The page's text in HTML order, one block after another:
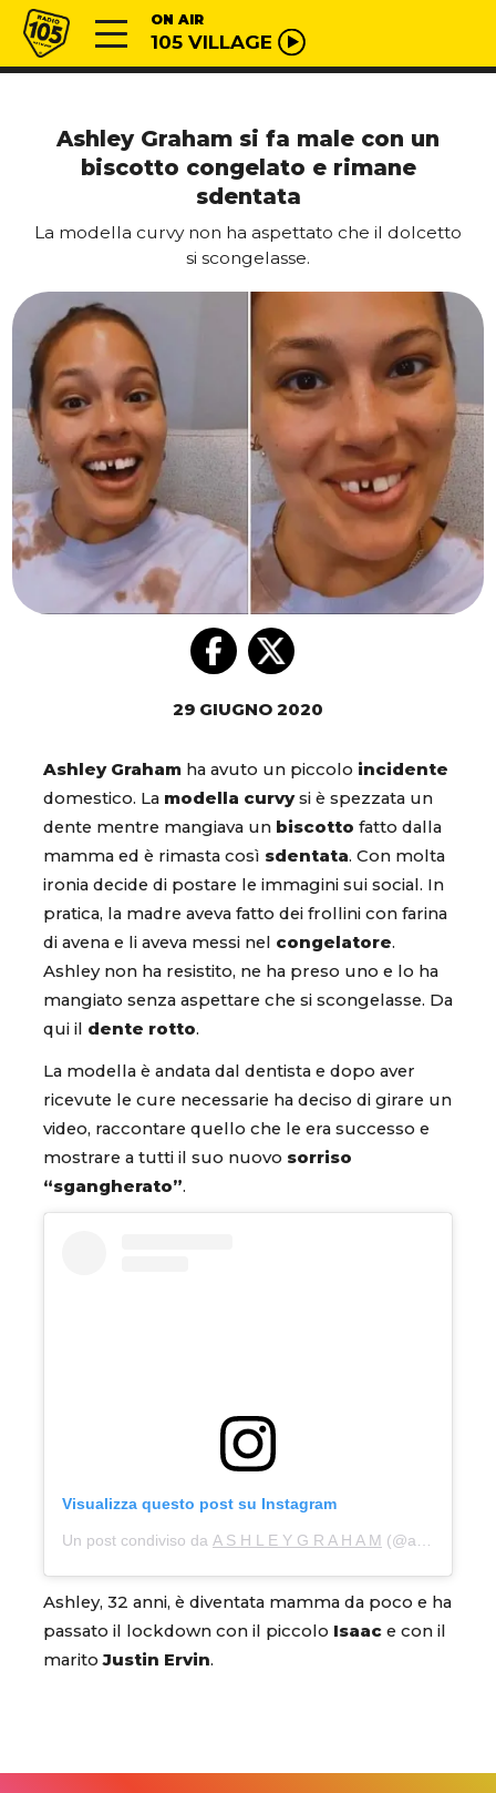
Vai al contenuto
Radio 105 ON AIR
105 VILLAGE
Ashley Graham si fa male con un
biscotto congelato e rimane
sdentata
La modella curvy non ha aspettato che il dolcetto
si scongelasse.
29 GIUGNO 2020
Ashley Graham ha avuto un piccolo incidente
domestico. La modella curvysi è spezzata un
dente mentre mangiava un biscotto fatto dalla
mamma ed è rimasta così sdentata. Con molta
ironia decide di postare le immagini sui social. In
pratica, la madre aveva fatto dei frollini con farina
di avena e li aveva messi nel congelatore.
Ashley non ha resistito, ne ha preso uno e lo ha
mangiato senza aspettare che si scongelasse. Da
qui il dente rotto.
La modella è andata dal dentista e dopo aver
ricevute le cure necessarie ha deciso di girare un
video, raccontare quello che le era successo e
mostrare a tutti il suo nuovo sorriso
“sgangherato”.
Visualizza questo post su Instagram
Un post condiviso da A S H L E Y G R A H A M (@ashleygraham) in data:
Ashley, 32 anni, è diventata mamma da poco e ha
passato il lockdown con il piccolo Isaac e con il
maritoJustin Ervin.